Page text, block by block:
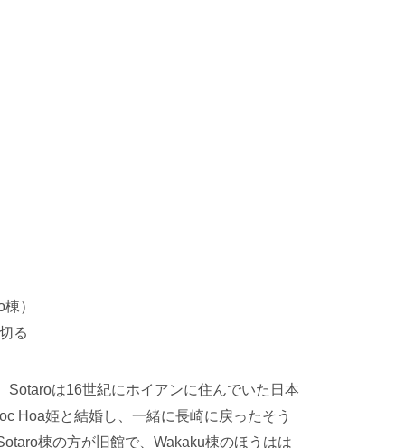
）
る
は16世紀にホイアンに住んでいた日本
Hoa姫と結婚し、一緒に長崎に戻ったそう
棟の方が旧館で、 Wakaku棟のほうはは